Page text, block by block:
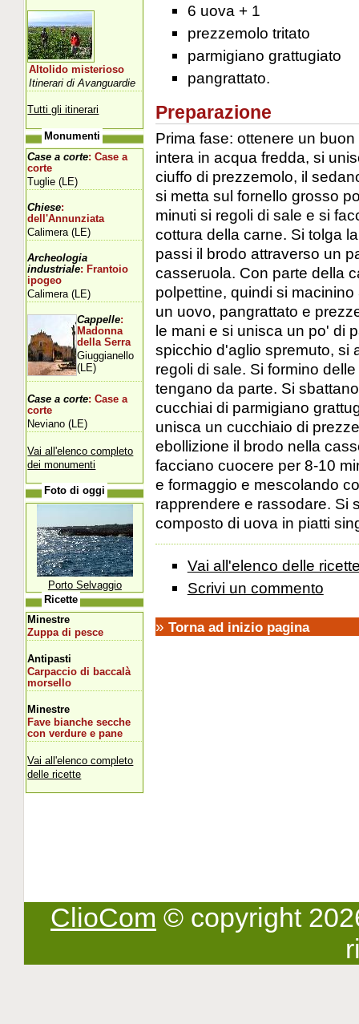
6 uova + 1
prezzemolo tritato
parmigiano grattugiato
pangrattato.
Preparazione
Prima fase: ottenere un
intera in acqua fredda, si
ciuffo di prezzemolo, il
si metta sul fornello grosso
minuti si regoli di sale e si
cottura della carne. Si tolga
passi il brodo attraverso un
casseruola. Con parte della
polpettine, quindi si
un uovo, pangrattato e
le mani e si unisca un po' di
spicchio d'aglio spremuto, si
regoli di sale. Si formino
tengano da parte. Si
cucchiai di parmigiano
unisca un cucchiaio di
ebollizione il brodo nella
facciano cuocere per 8-10
e formaggio e mescolando
rapprendere e rassodare. Si
composto di uova in piatti
Vai all'elenco delle
Scrivi un commento
» Torna ad inizio pagina
Altolido misterioso
Itinerari di Avanguardie
Tutti gli itinerari
Monumenti
Case a corte: Case a
corte
Tuglie (LE)
Chiese:
dell'Annunziata
Calimera (LE)
Archeologia
industriale: Frantoio
ipogeo
Calimera (LE)
Cappelle:
Madonna
della Serra
Giuggianello
(LE)
Case a corte: Case a
corte
Neviano (LE)
Vai all'elenco completo
dei monumenti
Foto di oggi
Porto Selvaggio
Ricette
Minestre
Zuppa di pesce
Antipasti
Carpaccio di baccalà
morsello
Minestre
Fave bianche secche
con verdure e pane
Vai all'elenco completo
delle ricette
ClioCom © copyright